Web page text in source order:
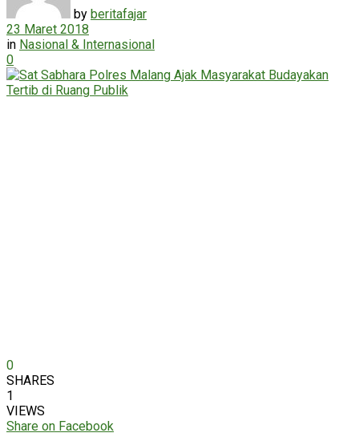
by beritafajar
23 Maret 2018
in Nasional & Internasional
0
0
SHARES
1
VIEWS
Share on Facebook